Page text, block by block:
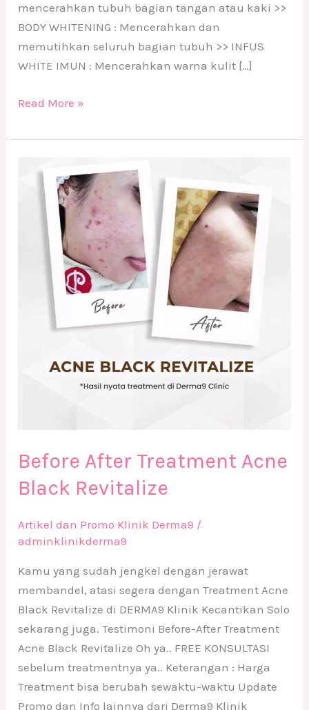
mencerahkan tubuh bagian tangan atau kaki >>
BODY WHITENING : Mencerahkan dan
memutihkan seluruh bagian tubuh >> INFUS
WHITE IMUN : Mencerahkan warna kulit […]
Read More »
Before After Treatment Acne
Black Revitalize
Artikel dan Promo Klinik Derma9 /
adminklinikderma9
Kamu yang sudah jengkel dengan jerawat
membandel, atasi segera dengan Treatment Acne
Black Revitalize di DERMA9 Klinik Kecantikan Solo
sekarang juga. Testimoni Before-After Treatment
Acne Black Revitalize Oh ya.. FREE KONSULTASI
sebelum treatmentnya ya.. Keterangan : Harga
Treatment bisa berubah sewaktu-waktu Update
Promo dan Info lainnya dari Derma9 Klinik
Treatment
Revitalize